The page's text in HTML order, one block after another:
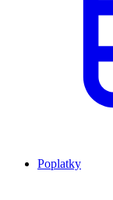
Poplatky